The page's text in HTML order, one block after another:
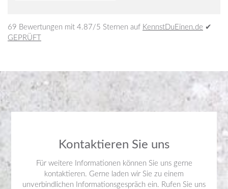
69 Bewertungen mit 4.87/5 Sternen auf KennstDuEinen.de ✔
GEPRÜFT
Kontaktieren Sie uns
Für weitere Informationen können Sie uns gerne
kontaktieren. Gerne laden wir Sie zu einem
unverbindlichen Informationsgespräch ein. Rufen Sie uns